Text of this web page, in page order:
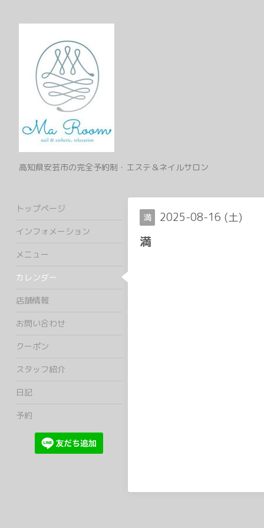
高知県安芸市の完全予約制・エステ＆ネイルサロン
満 2025-08-16 (土)
満
トップページ
インフォメーション
メニュー
カレンダー
店舗情報
お問い合わせ
クーポン
スタッフ紹介
日記
予約